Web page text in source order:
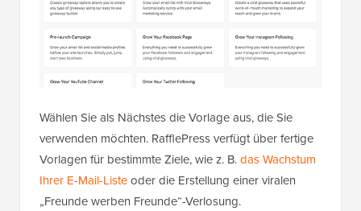
Wählen Sie als Nächstes die Vorlage aus, die Sie
verwenden möchten. RafflePress verfügt über fertige
Vorlagen für bestimmte Ziele, wie z. B.das Wachstum
Ihrer E-Mail-Listeoder die Erstellung einer viralen
„Freunde werben Freunde“-Verlosung.